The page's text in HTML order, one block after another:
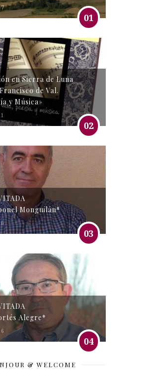
01
en Sierra de Luna
de Val.
y Música»
02
Monguilán*
03
Alegre*
04
& WELCOME